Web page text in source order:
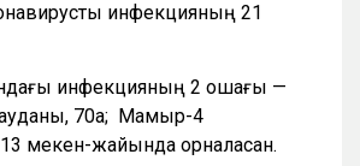
инфекцияның 21
инфекцияның 2 ошағы —
70а; Мамыр-4
мекен-жайында орналасқан.